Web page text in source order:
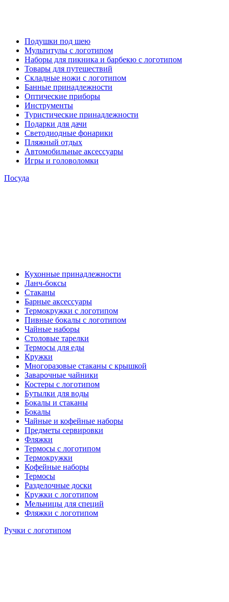
Подушки под шею
Мультитулы с логотипом
Наборы для пикника и барбекю с логотипом
Товары для путешествий
Складные ножи с логотипом
Банные принадлежности
Оптические приборы
Инструменты
Туристические принадлежности
Подарки для дачи
Светодиодные фонарики
Пляжный отдых
Автомобильные аксессуары
Игры и головоломки
Посуда
Кухонные принадлежности
Ланч-боксы
Стаканы
Барные аксессуары
Термокружки с логотипом
Пивные бокалы с логотипом
Чайные наборы
Столовые тарелки
Термосы для еды
Кружки
Многоразовые стаканы с крышкой
Заварочные чайники
Костеры с логотипом
Бутылки для воды
Бокалы и стаканы
Бокалы
Чайные и кофейные наборы
Предметы сервировки
Фляжки
Термосы с логотипом
Термокружки
Кофейные наборы
Термосы
Разделочные доски
Кружки с логотипом
Мельницы для специй
Фляжки с логотипом
Ручки с логотипом